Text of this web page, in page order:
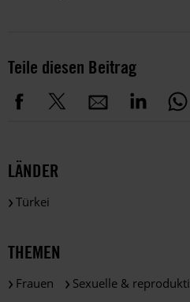
Teile diesen Beitrag
LÄNDER
Türkei
THEMEN
Frauen Sexuelle &